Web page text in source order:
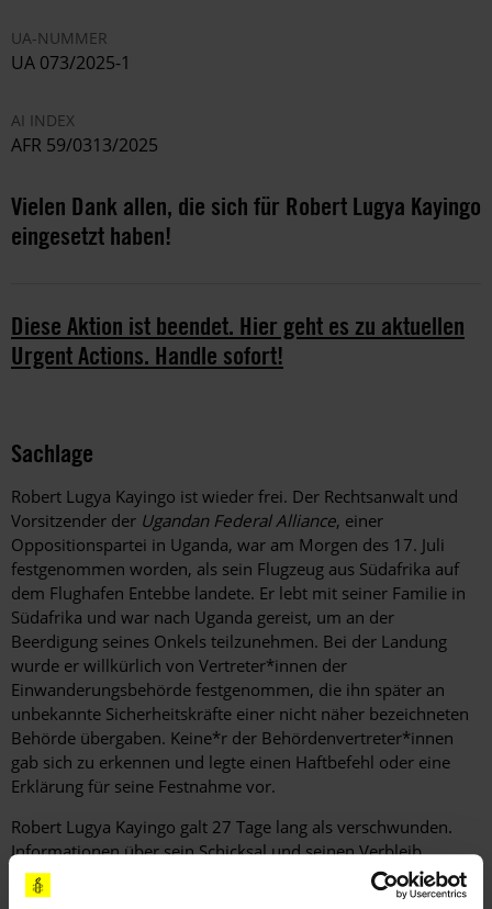
UA-NUMMER
UA 073/2025-1
AI INDEX
AFR 59/0313/2025
Vielen Dank allen, die sich für Robert Lugya Kayingo
eingesetzt haben!
Diese Aktion ist beendet. Hier geht es zu aktuellen
Urgent Actions. Handle sofort!
Sachlage
Robert Lugya Kayingo ist wieder frei. Der Rechtsanwalt und
Vorsitzender der Ugandan Federal Alliance, einer
Oppositionspartei in Uganda, war am Morgen des 17. Juli
festgenommen worden, als sein Flugzeug aus Südafrika auf
dem Flughafen Entebbe landete. Er lebt mit seiner Familie in
Südafrika und war nach Uganda gereist, um an der
Beerdigung seines Onkels teilzunehmen. Bei der Landung
wurde er willkürlich von Vertreter*innen der
Einwanderungsbehörde festgenommen, die ihn später an
unbekannte Sicherheitskräfte einer nicht näher bezeichneten
Behörde übergaben. Keine*r der Behördenvertreter*innen
gab sich zu erkennen und legte einen Haftbefehl oder eine
Erklärung für seine Festnahme vor.
Robert Lugya Kayingo galt 27 Tage lang als verschwunden.
Informationen über sein Schicksal und seinen Verbleib
wurden von den Behörden nicht bekannt gegeben. Somit war
er ein Opfer des Verschwindenlassens.